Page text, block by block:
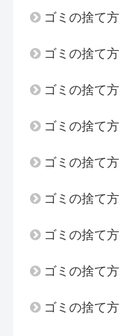
ゴミの捨て
ゴミの捨て
ゴミの捨て
ゴミの捨て
ゴミの捨て
ゴミの捨て
ゴミの捨て
ゴミの捨て
ゴミの捨て